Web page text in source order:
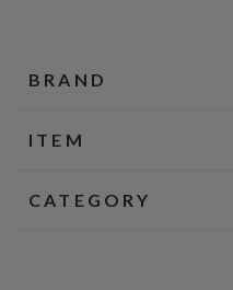
BRAND
ITEM
CATEGORY